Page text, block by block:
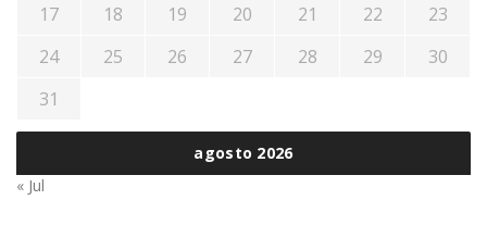
agosto 2026
17
18 19 20 21 22
23
24
25 26 27 28 29
30
31
« Jul